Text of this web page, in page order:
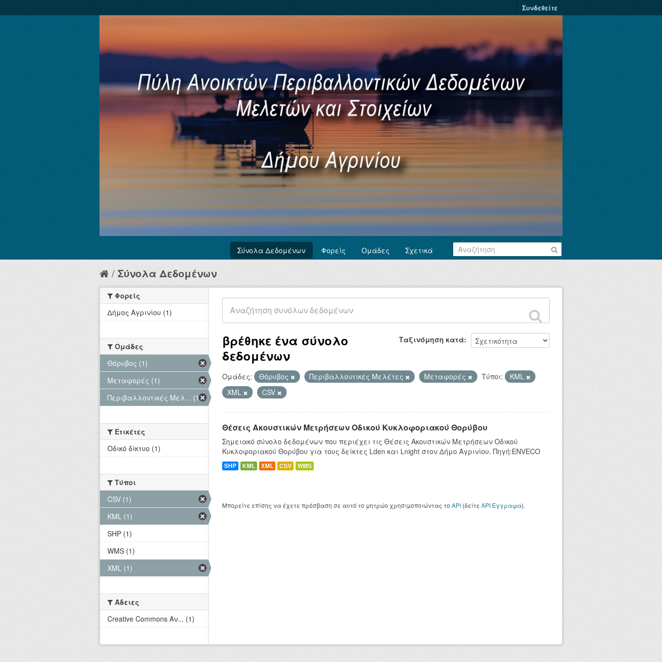
Συνδεθείτε
Σύνολα Δεδομένων Φορείς Ομάδες Σχετικά
Σύνολα Δεδομένων
Ταξινόμηση κατά
βρέθηκε ένα σύνολο
δεδομένων
Ομάδες: Θόρυβος Περιβαλλοντικές Μελέτες Μεταφορές Τύποι:
KML
XML
CSV
Θέσεις Ακουστικών Μετρήσεων Οδικού Κυκλοφοριακού Θορύβου
Σημειακό σύνολο δεδομένων που περιέχει τις Θέσεις Ακουστικών Μετρήσεων Οδικού
Κυκλοφοριακού Θορύβου για τους δείκτες Lden και Lnight στον Δήμο Αγρινίου. Πηγή:ENVECO
SHP KML XML CSV WMS
Μπορείτε επίσης να έχετε πρόσβαση σε αυτό το μητρώο χρησιμοποιώντας το API (δείτε API Έγγραφα).
Φορείς
Δήμος Αγρινίου (1)
Ομάδες
Θόρυβος (1)
Μεταφορές (1)
Περιβαλλοντικές Μελ... (1)
Ετικέτες
Οδικό δίκτυο (1)
Τύποι
CSV (1)
KML (1)
SHP (1)
WMS (1)
XML (1)
Άδειες
Creative Commons Αν... (1)